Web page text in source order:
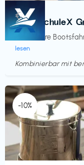
Kurse
BootsschuleX
Deine faire
lesen
€‎
Kombinierbar mit
-10%